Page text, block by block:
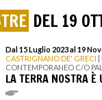
DEL 19
Dal 15 Luglio 2023 al 19
CASTRIGNANO DE' GRECI |
CONTEMPORANEO C/O
LA TERRA NOSTRA